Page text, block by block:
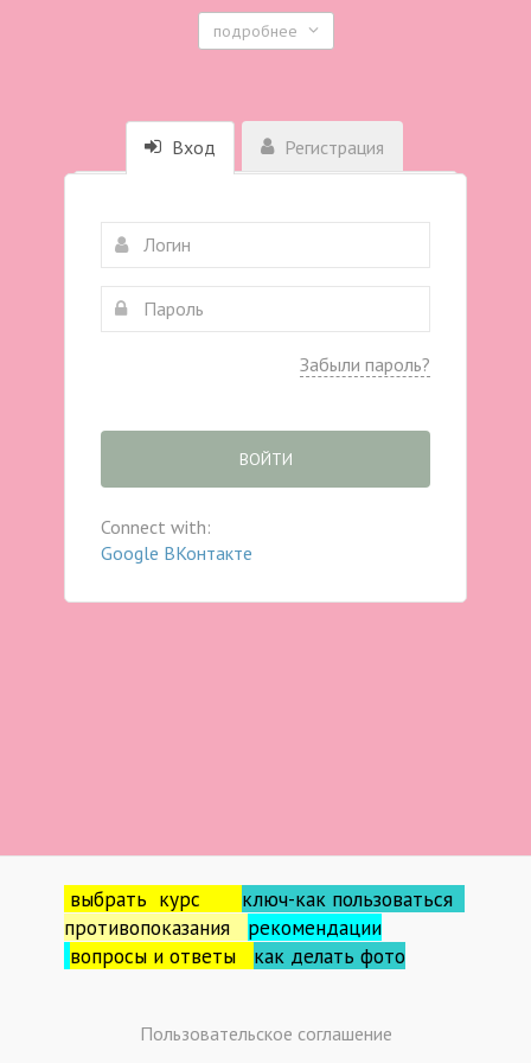
подробнее
Вход Регистрация
Забыли пароль?
ВОЙТИ
Connect with:
Google ВКонтакте
выбрать курс ключ-как пользоваться
противопоказания рекомендации
вопросы и ответы как делать фото
Пользовательское соглашение